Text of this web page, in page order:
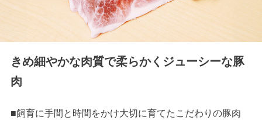
きめ細やかな肉質で柔らかくジューシーな豚
肉
■飼育に手間と時間をかけ大切に育てたこだわりの豚肉